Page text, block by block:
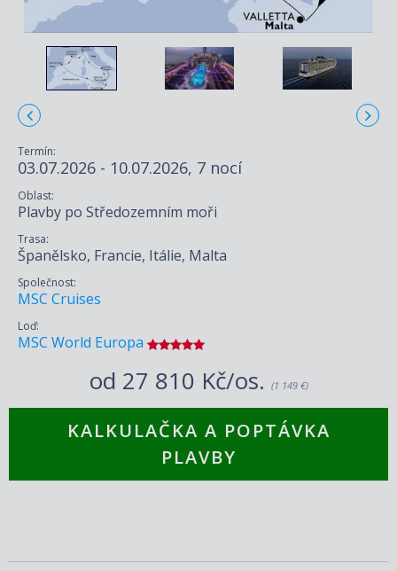
Termín:
03.07.2026 - 10.07.2026, 7 nocí
Oblast:
Plavby po Středozemním moři
Trasa:
Španělsko, Francie, Itálie, Malta
Společnost:
MSC Cruises
Loď:
MSC World Europa
od 27 810 Kč/os. (1 149 €)
KALKULAČKA A POPTÁVKA
PLAVBY